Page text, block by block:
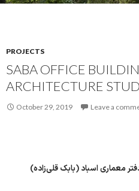
PROJECTS
SABA OFFICE
ARCHITECTURE
October 29, 2019 Leave a
معماری اسباد (بابک قلی‌زاده)